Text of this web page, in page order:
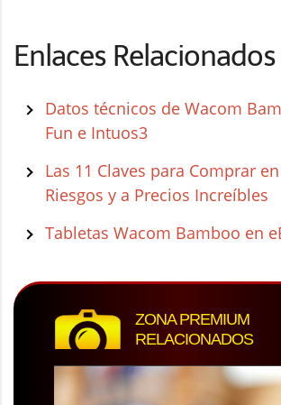
Enlaces Relacionados
Datos técnicos de Wacom
Fun e Intuos3
Las 11 Claves para Comprar
Riesgos y a Precios Increíbles
Tabletas Wacom Bamboo en
ZONA PREMIUM
RELACIONADOS